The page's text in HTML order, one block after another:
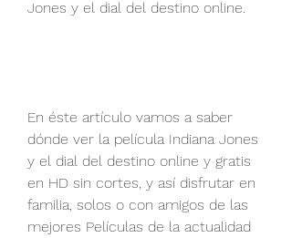
Jones y el dial del destino online.
En éste artículo vamos a saber
dónde ver la película Indiana Jones
y el dial del destino online y gratis
en HD sin cortes, y así disfrutar en
familia, solos o con amigos de las
mejores Películas de la actualidad